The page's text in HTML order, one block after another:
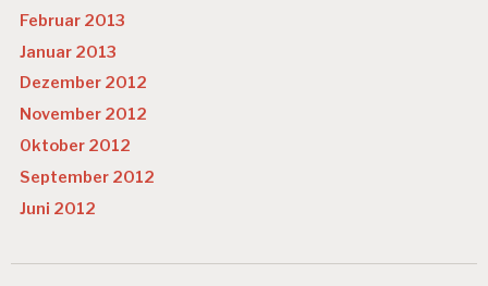
Februar 2013
Januar 2013
Dezember 2012
November 2012
Oktober 2012
September 2012
Juni 2012